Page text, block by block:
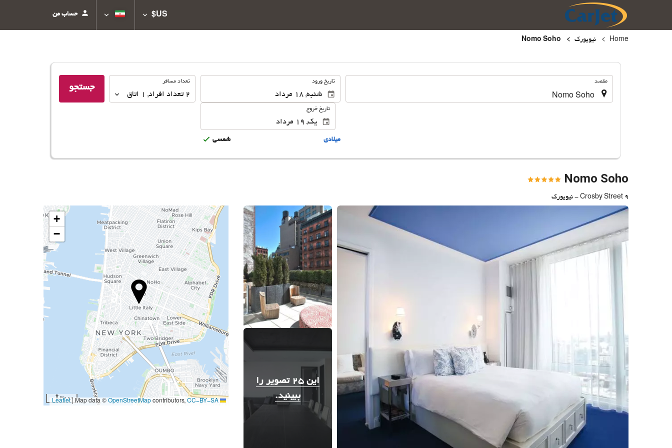
US$ حساب من
Home نیویورک
مقصد تاریخ ورود
تاریخ خروج
ميلادى شمسى
تعداد
تعداد مسافر
2 تعداد افراد ,
1 اتاق
جستجو
Nomo Soho
9 Crosby Street - نیویورک
این 25 تصویر را
ببینید.
این 25 تصویر را ببینید.
+
−
3000 ft
|Map data © OpenStreetMap contributors, CC-BY-SA